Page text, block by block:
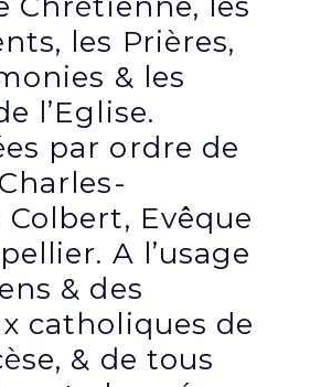
les Prières,
& les
l’Eglise.
par ordre de
Evêque
A l’usage
& des
catholiques de
& de tous